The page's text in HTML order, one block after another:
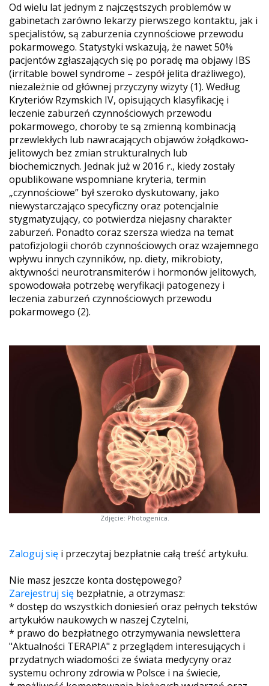
Od wielu lat jednym z najczęstszych problemów w
gabinetach zarówno lekarzy pierwszego kontaktu, jak i
specjalistów, są zaburzenia czynnościowe przewodu
pokarmowego. Statystyki wskazują, że nawet 50%
pacjentów zgłaszających się po poradę ma objawy IBS
(irritable bowel syndrome – zespół jelita drażliwego),
niezależnie od głównej przyczyny wizyty (1). Według
Kryteriów Rzymskich IV, opisujących klasyfikację i
leczenie zaburzeń czynnościowych przewodu
pokarmowego, choroby te są zmienną kombinacją
przewlekłych lub nawracających objawów żołądkowo-
jelitowych bez zmian strukturalnych lub
biochemicznych. Jednak już w 2016 r., kiedy zostały
opublikowane wspomniane kryteria, termin
„czynnościowe” był szeroko dyskutowany, jako
niewystarczająco specyficzny oraz potencjalnie
stygmatyzujący, co potwierdza niejasny charakter
zaburzeń. Ponadto coraz szersza wiedza na temat
patofizjologii chorób czynnościowych oraz wzajemnego
wpływu innych czynników, np. diety, mikrobioty,
aktywności neurotransmiterów i hormonów jelitowych,
spowodowała potrzebę weryfikacji patogenezy i
leczenia zaburzeń czynnościowych przewodu
pokarmowego (2).
Zdjęcie: Photogenica.
Zaloguj się i przeczytaj bezpłatnie całą treść artykułu.
Nie masz jeszcze konta dostępowego?
Zarejestruj się bezpłatnie, a otrzymasz:
* dostęp do wszystkich doniesień oraz pełnych tekstów
artykułów naukowych w naszej Czytelni,
* prawo do bezpłatnego otrzymywania newslettera
"Aktualności TERAPIA" z przeglądem interesujących i
przydatnych wiadomości ze świata medycyny oraz
systemu ochrony zdrowia w Polsce i na świecie,